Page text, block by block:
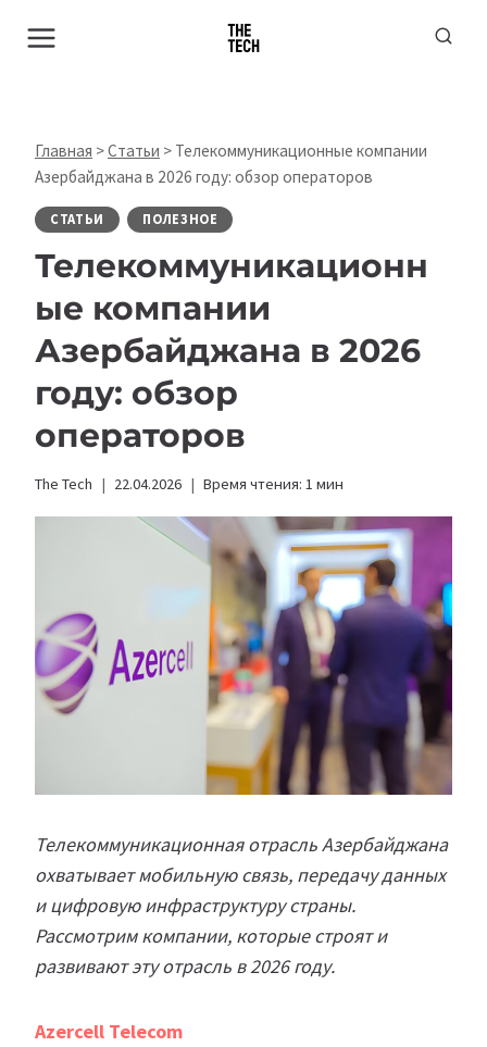
Главная >Статьи > Телекоммуникационные компании
Азербайджана в 2026 году: обзор операторов
СТАТЬИ ПОЛЕЗНОЕ
Телекоммуникационн
ые компании
Азербайджана в 2026
году: обзор
операторов
The Tech 22.04.2026 Время чтения: 1 мин
Телекоммуникационная отрасль Азербайджана
охватывает мобильную связь, передачу данных
и цифровую инфраструктуру страны.
Рассмотрим компании, которые строят и
развивают эту отрасль в 2026 году.
Azercell Telecom